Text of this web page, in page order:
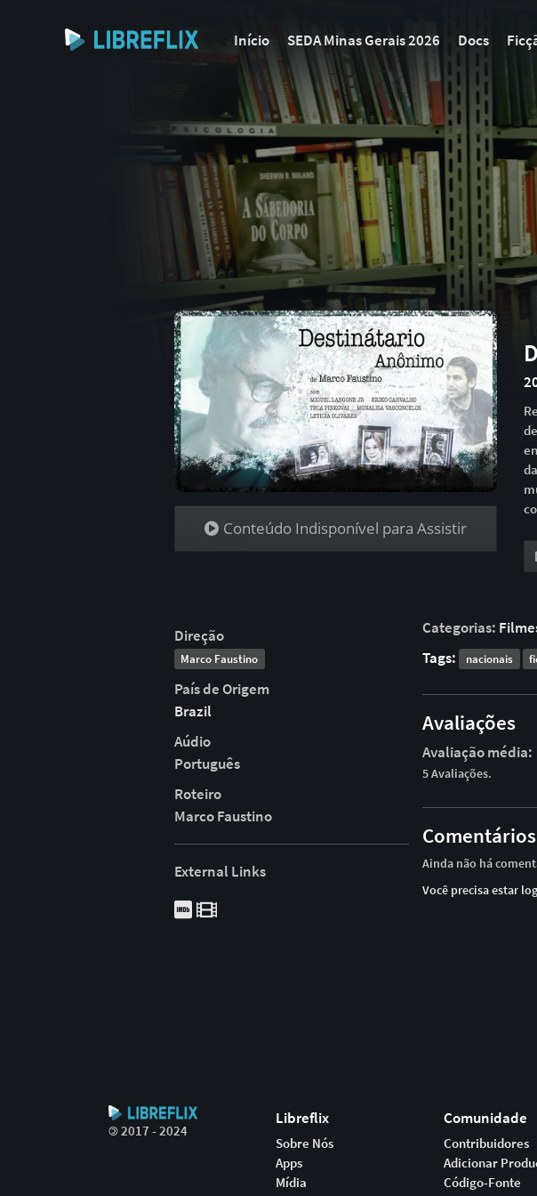
Início SEDA Minas Gerais 2026 Docs
Conteúdo Indisponível para Assistir
Direção
Marco Faustino
País de Origem
Brazil
Aúdio
Português
Roteiro
Marco Faustino
External Links
Categorias:
Tags:
nacionais
Avaliações
Avaliação média:
5 Avaliações.
Comentários
Ainda não há
Você precisa estar
©2017 - 2024
Libreflix
Sobre Nós
Apps
Mídia
Comunidade
Contribuidores
Adicionar
Código-Fonte